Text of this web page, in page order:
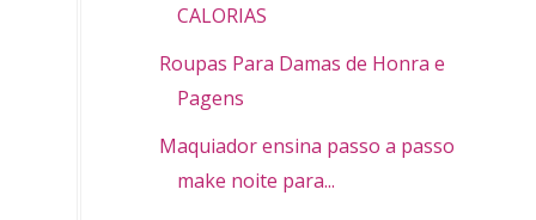
CALORIAS
Roupas Para Damas de Honra e
Pagens
Maquiador ensina passo a passo de
make noite para...